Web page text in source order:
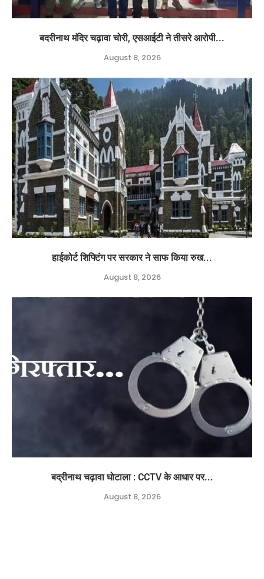
बदरीनाथ मंदिर चढ़ावा चोरी, एसआईटी ने तीसरे आरोपी...
August 8, 2026
हाईकोर्ट शिफ्टिंग पर सरकार ने साफ किया रुख...
August 8, 2026
बद्रीनाथ चढ़ावा घोटाला : CCTV के आधार पर...
August 8, 2026